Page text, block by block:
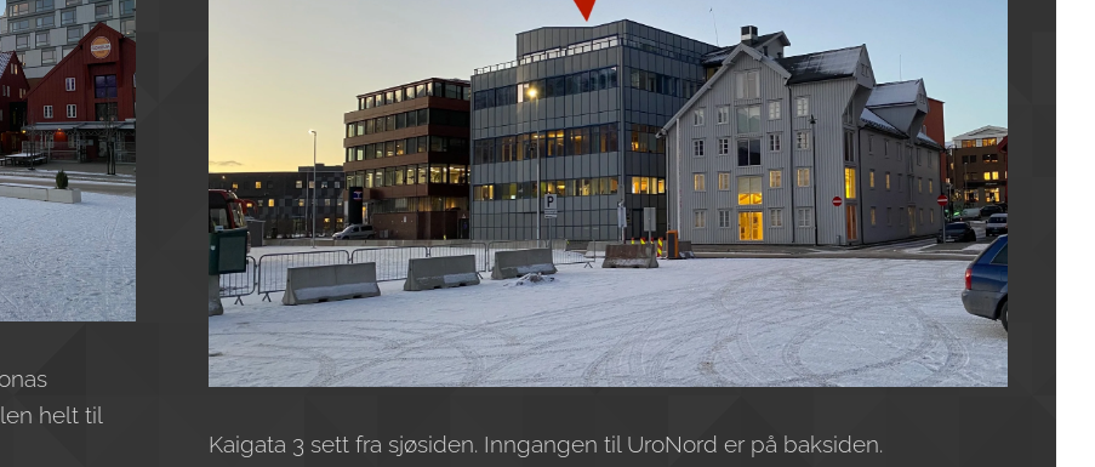
helt til
Kaigata 3 sett fra sjøsiden. Inngangen til UroNord er på baksiden.